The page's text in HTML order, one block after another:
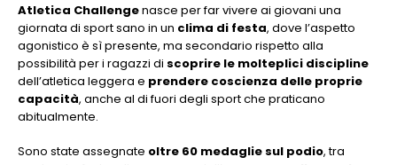
Atletica Challengenasce per far vivere ai giovani una
giornata di sport sano in un clima di festa, dove l’aspetto
agonistico è sì presente, ma secondario rispetto alla
possibilità per i ragazzi di scoprire le molteplici discipline
dell’atletica leggera e prendere coscienza delle proprie
capacità, anche al di fuori degli sport che praticano
abitualmente.
Sono state assegnate oltre 60 medaglie sul podio, tra